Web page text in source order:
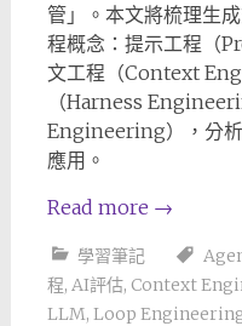
管」。本文將梳理生
程概念：提示工程（
文工程（Context
（Harness
Engineering），分
應用。
Read more →
學習筆記
程, AI評估, Context
LLM, Loop